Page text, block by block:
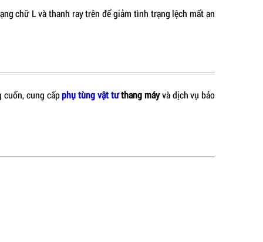
chữ L và thanh ray trên để giảm tình trạng lệch mất an
cuốn, cung cấpphụ tùng vật tưthang máyvà dịch vụ bảo